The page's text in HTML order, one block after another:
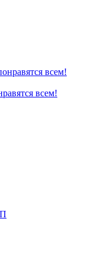
всем!